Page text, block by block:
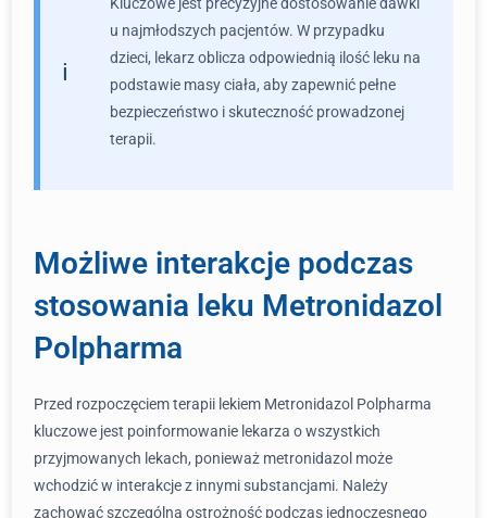
u najmłodszych pacjentów. W przypadku
dzieci, lekarz oblicza odpowiednią ilość leku na
podstawie masy ciała, aby zapewnić pełne
bezpieczeństwo i skuteczność prowadzonej
terapii.
Możliwe interakcje podczas
stosowania leku Metronidazol
Polpharma
Przed rozpoczęciem terapii lekiem Metronidazol Polpharma
kluczowe jest poinformowanie lekarza o wszystkich
przyjmowanych lekach, ponieważ metronidazol może
wchodzić w interakcje z innymi substancjami. Należy
zachować szczególną ostrożność podczas jednoczesnego